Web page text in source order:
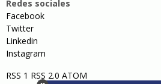
Redes sociales
Facebook
Twitter
Linkedin
Instagram
RSS 1 RSS 2.0 ATOM